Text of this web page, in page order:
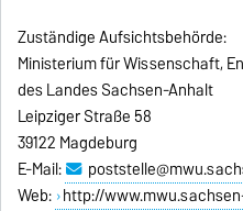
Zuständige Aufsichtsbehörde:
Ministerium für Wissenschaft,
des Landes Sachsen-Anhalt
Leipziger Straße 58
39122 Magdeburg
E-Mail:
Web: http://